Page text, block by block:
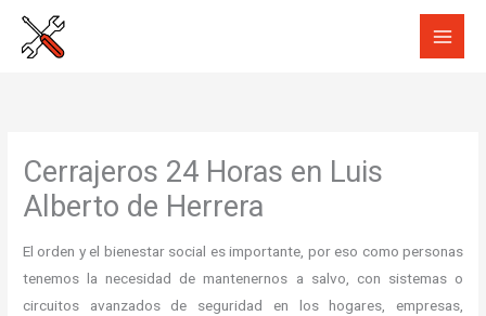
Cerrajeros 24 Horas en Luis
Alberto de Herrera
El orden y el bienestar social es importante, por eso como personas
tenemos la necesidad de mantenernos a salvo, con sistemas o
circuitos avanzados de seguridad en los hogares, empresas,